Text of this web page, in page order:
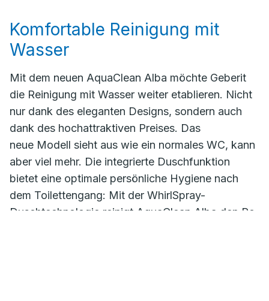
Komfortable Reinigung mit
Wasser
Mit dem neuen AquaClean Alba möchte Geberit
die Reinigung mit Wasser weiter etablieren. Nicht
nur dank des eleganten Designs, sondern auch
dank des hochattraktiven Preises. Das
neue Modell sieht aus wie ein normales WC, kann
aber viel mehr. Die integrierte Duschfunktion
bietet eine optimale persönliche Hygiene nach
dem Toilettengang: Mit der WhirlSpray-
Duschtechnologie reinigt AquaClean Alba den Po